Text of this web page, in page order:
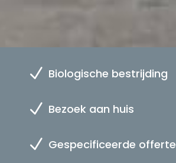
N Biologische bestrijding
N Bezoek aan huis
N Gespecificeerde offerte